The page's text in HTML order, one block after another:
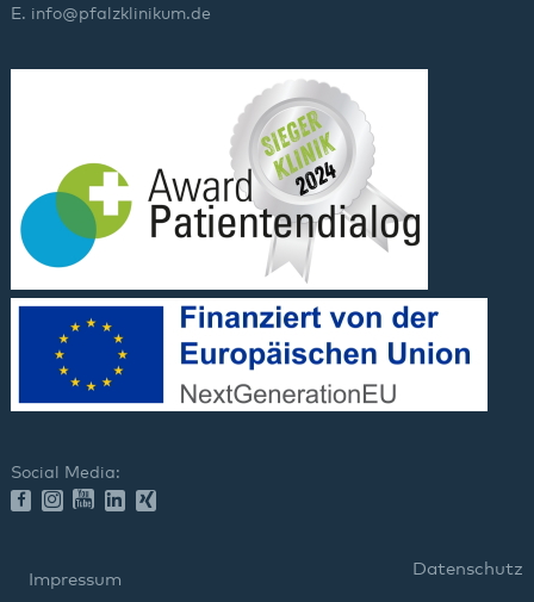
E. info@pfalzklinikum.de
Social Media:
Impressum
Datenschutz